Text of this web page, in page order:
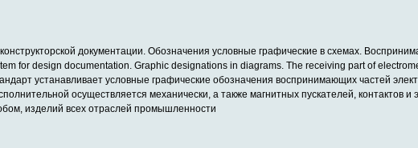
документации. Обозначения условные графические в схемах.
for design documentation. Graphic designations in diagrams. The receiving part of
устанавливает условные графические обозначения воспринимающих частей
осуществляется механически, а также магнитных пускателей, контактов
изделий всех отраслей промышленности